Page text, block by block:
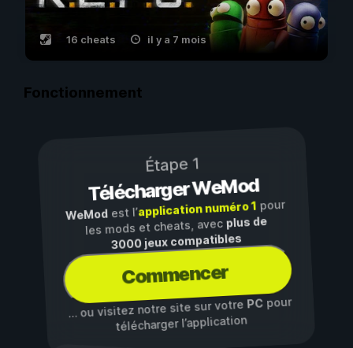
16 cheats il y a 7 mois
Fonctionnement
Étape 1
Télécharger WeMod
WeModest l’application numéro 1pour
les mods et cheats, avec plus de
3000 jeux compatibles
Commencer
… ou visitez notre site sur votre PCpour
télécharger l’application